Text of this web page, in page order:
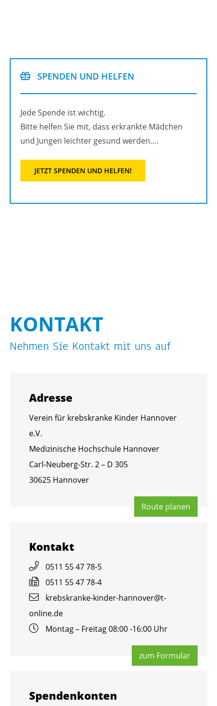
SPEN­DEN UND HEL­FEN
Jede Spen­de ist wich­tig.
Bitte hel­fen Sie mit, dass er­krank­te Mäd­chen
und Jun­gen leich­ter ge­sund wer­den….
JETZT SPEN­DEN UND HEL­FEN!
KON­TAKT
Neh­men Sie Kon­takt mit uns auf
Adres­se
Ver­ein für krebs­kran­ke Kin­der Han­no­ver
e.V.
Me­di­zi­ni­sche Hoch­schu­le Han­no­ver
Carl-Neu­berg-Str. 2 – D 305
30625 Han­no­ver
Route pla­nen
Kon­takt
0511 55 47 78-5
0511 55 47 78-4
krebs­kran­ke-kin­der-han­no­ver@​t-​
online.​de
Mon­tag – Frei­tag 08:00 -16:00 Uhr
zum For­mu­lar
Spen­den­kon­ten